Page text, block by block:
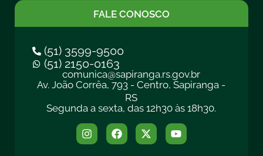
FALE CONOSCO
(51) 3599-9500
(51) 2150-0163
comunica@sapiranga.rs.gov.br
Av. João Corrêa, 793 - Centro, Sapiranga -
RS
Segunda a sexta, das 12h30 às 18h30.